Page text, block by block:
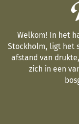
Welkom! In het
Stockholm, ligt het
afstand van
zich in een